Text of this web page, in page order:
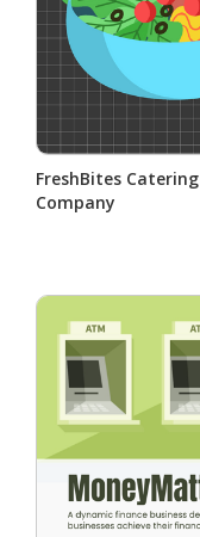
FreshBites Catering
Company